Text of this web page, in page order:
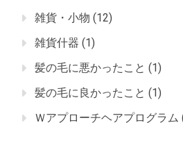
雑貨・小物 (12)
雑貨什器 (1)
髪の毛に悪かったこと (1)
髪の毛に良かったこと (1)
Ｗアプローチヘアプログラム